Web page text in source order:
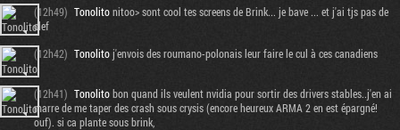
(12h49) Tonolitonitoo> sont cool tes screens de Brink... je bave ... et j'ai tjs pas de
clef
(12h42) Tonolitoj'envois des roumano-polonais leur faire le cul à ces canadiens
(12h41) Tonolitobon quand ils veulent nvidia pour sortir des drivers stables..j'en ai
marre de me taper des crash sous crysis (encore heureux ARMA 2 en est épargné!
ouf). si ca plante sous brink,